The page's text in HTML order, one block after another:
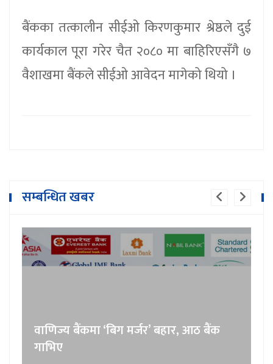
बैंकका तत्कालीन सीईओ किरणकुमार श्रेष्ठले दुई
कार्यकाल पूरा गरेर चैत २०८० मा बाहिरिएसँगै ७
वैशाखमा बैंकले सीईओ आवेदन मागेको थियो ।
सम्बन्धित खबर
वाणिज्य बैंकमा ‘बिग मर्जर’ बहार, आठ बैंक
गाभिए